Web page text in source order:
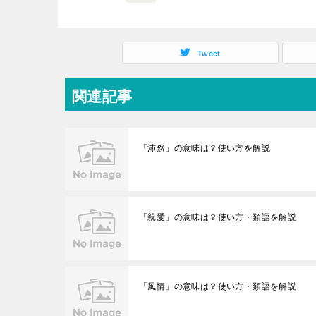
Tweet
関連記事
「沛然」の意味は？使い方を解説
「親愛」の意味は？使い方・類語を解説
「風情」の意味は？使い方・類語を解説